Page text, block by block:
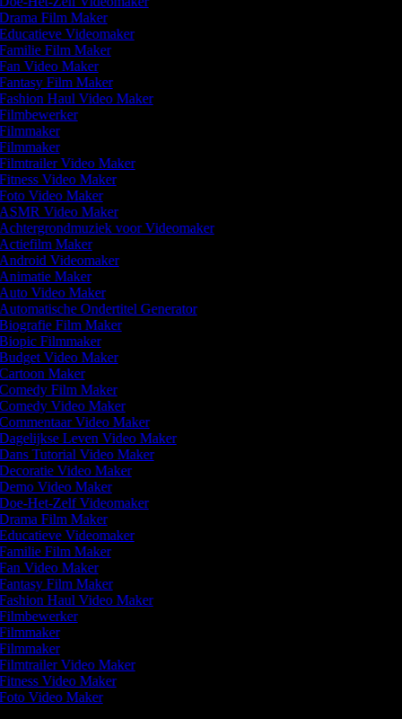
Film Maker
Videomaker
Film Maker
Video Maker
Film Maker
Haul Video Maker
Video Maker
Video Maker
Video Maker
Video Maker
voor Videomaker
Maker
Videomaker
Maker
Video Maker
Ondertitel Generator
Film Maker
Filmmaker
Video Maker
Maker
Film Maker
Video Maker
Video Maker
Leven Video Maker
Tutorial Video Maker
Video Maker
Video Maker
Het-Zelf Videomaker
Film Maker
Videomaker
Film Maker
Video Maker
Film Maker
Haul Video Maker
Video Maker
Video Maker
Video Maker